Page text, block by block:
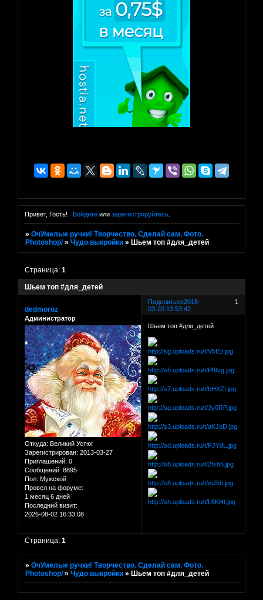
Привет, Гость! Войдитеили зарегистрируйтесь.
»ОчУмелые ручки! Творчество. Сделай сам. Фото.
Photoshop/ »Чудо выкройки » Шьем топ #для_детей
Шьем топ #для_детей
Страница:1
Поделиться 1
2018-
03-20 13:53:42
dedmoroz
Администратор
Откуда: Великий Устюг
Зарегистрирован: 2013-03-27
Приглашений: 0
Сообщений: 8895
Пол: Мужской
Провел на форуме:
1 месяц 6 дней
Последний визит:
2026-08-02 16:33:08
Шьем топ #для_детей
Страница:1
»ОчУмелые ручки! Творчество. Сделай сам. Фото.
Photoshop/ »Чудо выкройки »Шьем топ #для_детей